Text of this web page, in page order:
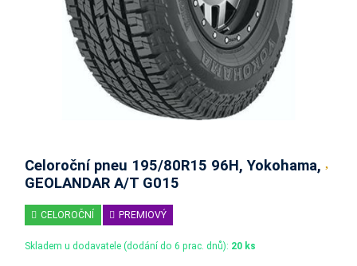
Celoroční pneu 195/80R15 96H, Yokohama,
GEOLANDAR A/T G015
CELOROČNÍ PREMIOVÝ
Skladem u dodavatele (dodání do 6 prac. dnů): 20 ks